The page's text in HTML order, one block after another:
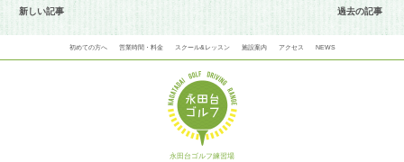
新しい記事 過去の記事
初めての方へ 営業時間・料金 スクール&レッスン 施設案内 アクセス NEWS
永田台ゴルフ練習場